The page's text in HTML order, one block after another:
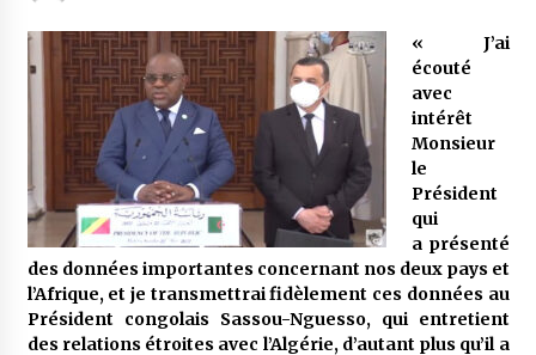
« Père, tiens-moi, je vais tomber ! »
5 ans ago
Le bouc de l’Au-delà
5 ans ago
Le monstrueux vieillard (Un récit du Sud
algérien)
5 ans ago
« J’ai
écouté
avec
intérêt
Monsieur
le
Président
qui
a présenté
des données importantes concernant nos deux pays et
l’Afrique, et je transmettrai fidèlement ces données au
Président congolais Sassou-Nguesso, qui entretient
des relations étroites avec l’Algérie, d’autant plus qu’il a